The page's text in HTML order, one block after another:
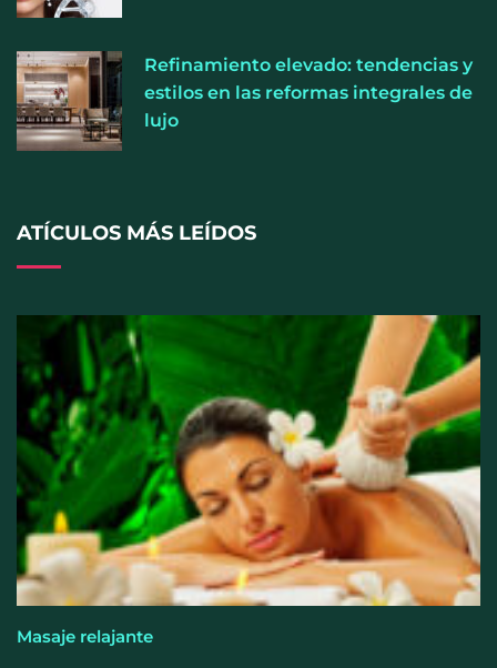
humedad prolongada, claves para prevenir una de
las infecciones más frecuentes
Refinamiento elevado: tendencias y
estilos en las reformas integrales de
lujo
ATÍCULOS MÁS LEÍDOS
Masaje relajante